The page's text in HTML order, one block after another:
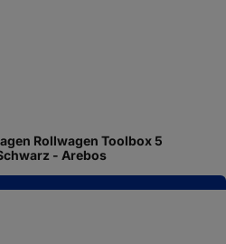
Rollwagen Toolbox 5
- Arebos